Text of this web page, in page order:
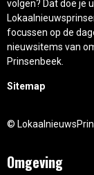
volgen? Dat doe je
focussen op de
nieuwsitems van
Prinsenbeek.
Sitemap
©
Omgeving